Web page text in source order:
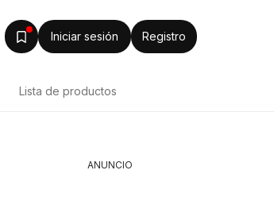
Iniciar sesión Registro
Lista de productos
ANUNCIO